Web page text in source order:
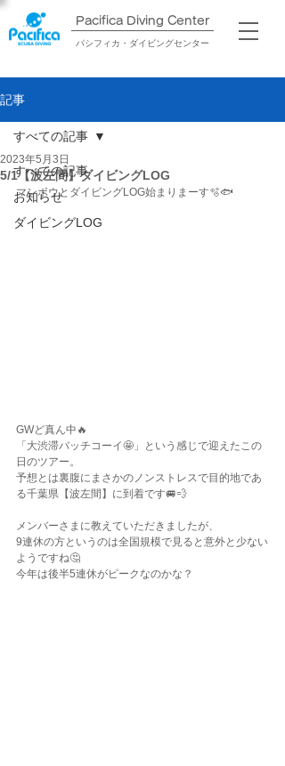
Pacifica Diving Center​
パシフィカ・ダイビングセンター
記事
すべての記事
お知らせ
ダイビングLOG
すべての記事
5/1【波左間】ダイビングLOG
2023年5月3日
マンボウとダイビングLOG始まりまーす🫧🐟
GWど真ん中🔥
「大渋滞バッチコーイ🤩」という感じで迎えたこの
日のツアー。
予想とは裏腹にまさかのノンストレスで目的地であ
る千葉県【波左間】に到着です🚐💨
メンバーさまに教えていただきましたが、
9連休の方というのは全国規模で見ると意外と少ない
ようですね🤔
今年は後半5連休がピークなのかな？